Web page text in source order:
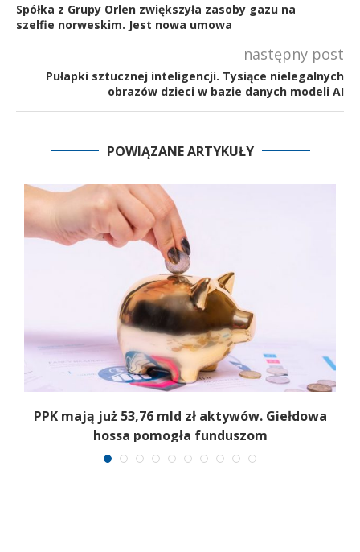
Spółka z Grupy Orlen zwiększyła zasoby gazu na
szelfie norweskim. Jest nowa umowa
następny post
Pułapki sztucznej inteligencji. Tysiące nielegalnych
obrazów dzieci w bazie danych modeli AI
POWIĄZANE ARTYKUŁY
PPK mają już 53,76 mld zł aktywów. Giełdowa
hossa pomogła funduszom